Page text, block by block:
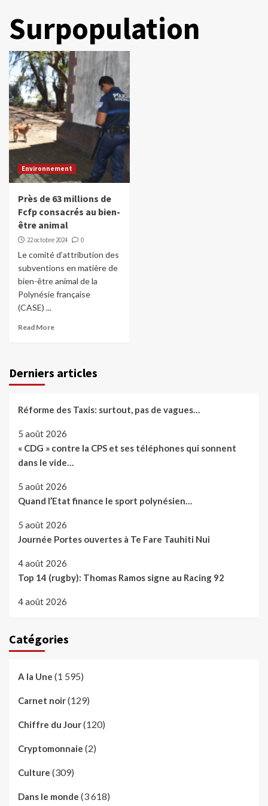
Surpopulation
Environnement
Près de 63 millions de
Fcfp consacrés au bien-
être animal
22 octobre 2024 0
Le comité d’attribution des
subventions en matière de
bien-être animal de la
Polynésie française
(CASE) ...
Read More
Derniers articles
Réforme des Taxis: surtout, pas de vagues…
5 août 2026
« CDG » contre la CPS et ses téléphones qui sonnent
dans le vide…
5 août 2026
Quand l’Etat finance le sport polynésien…
5 août 2026
Journée Portes ouvertes à Te Fare Tauhiti Nui
4 août 2026
Top 14 (rugby): Thomas Ramos signe au Racing 92
4 août 2026
Catégories
A la Une (1 595)
Carnet noir(129)
Chiffre du Jour(120)
Cryptomonnaie (2)
Culture (309)
Dans le monde (3 618)